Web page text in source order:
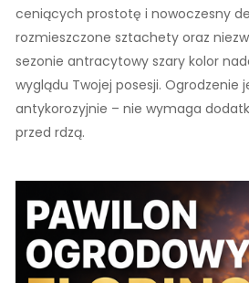
ceniących prostotę i nowoczesny
rozmieszczone sztachety oraz
sezonie antracytowy szary kolor
wyglądu Twojej posesji. Ogrodzenie
antykorozyjnie – nie wymaga
przed rdzą.